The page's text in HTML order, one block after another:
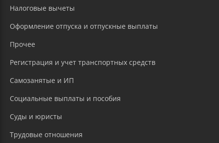
Налоговые вычеты
Оформление отпуска и отпускные выплаты
Прочее
Регистрация и учет транспортных средств
Самозанятые и ИП
Социальные выплаты и пособия
Суды и юристы
Трудовые отношения